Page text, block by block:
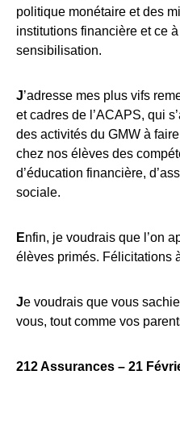
politique monétaire et des
institutions financière et ce
sensibilisation.
J’adresse mes plus vifs
et cadres de l’ACAPS, qui
des activités du GMW à
chez nos élèves des
d’éducation financière,
sociale.
Enfin, je voudrais que l’on
élèves primés. Félicitations
Je voudrais que vous
vous, tout comme vos
212 Assurances – 21